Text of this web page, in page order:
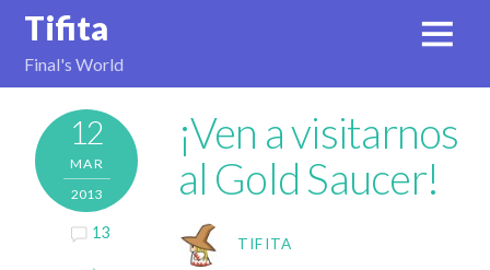
Tifita
Final's World
12
MAR
2013
13
¡Ven a visitarnos
al Gold Saucer!
TIFITA